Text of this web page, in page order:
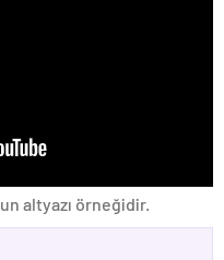
altyazı örneğidir.